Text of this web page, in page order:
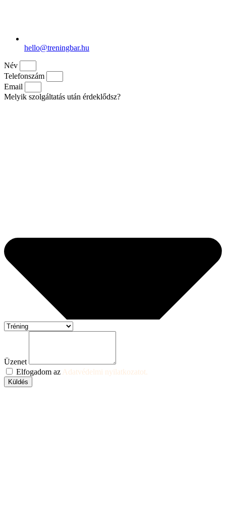
hello@treningbar.hu
Név
Telefonszám
Email
Melyik szolgáltatás után érdeklődsz?
Üzenet
Elfogadom az Adatvédelmi nyilatkozatot.
Küldés